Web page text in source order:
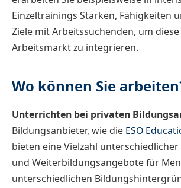
Einzeltrainings Stärken, Fähigkeiten
Ziele mit Arbeitssuchenden, um
Arbeitsmarkt zu integrieren.
Wo können Sie
Unterrichten bei privaten
Bildungsanbieter, wie die ESO
bieten eine Vielzahl
und Weiterbildungsangebote für
unterschiedlichen